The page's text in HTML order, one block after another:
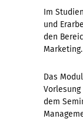
Im
und
den
Marketing.
Das
dem